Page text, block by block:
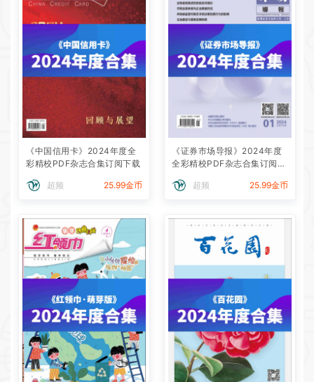
《中国信用卡》2024年度全
彩精校PDF杂志合集订阅下载
超频 25.99金币
《证券市场导报》2024年度
全彩精校PDF杂志合集订阅下
超频
25.99金币